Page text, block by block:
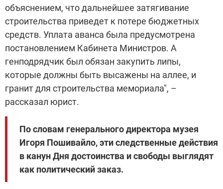
объяснением, что дальнейшее затягивание
строительства приведет к потере бюджетных
средств. Уплата аванса была предусмотрена
постановлением Кабинета Министров. А
генподрядчик был обязан закупить липы,
которые должны быть высажены на аллее, и
гранит для строительства мемориала", –
рассказал юрист.
По словам генерального директора музея
Игоря Пошивайло, эти следственные действия
в канун Дня достоинства и свободы выглядят
как политический заказ.